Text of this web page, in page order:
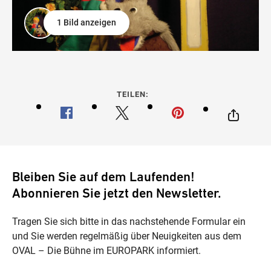
1 Bild anzeigen
TEILEN:
Bleiben Sie auf dem Laufenden!
Abonnieren Sie jetzt den Newsletter.
Tragen Sie sich bitte in das nachstehende Formular ein
und Sie werden regelmäßig über Neuigkeiten aus dem
OVAL – Die Bühne im EUROPARK informiert.